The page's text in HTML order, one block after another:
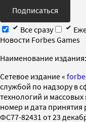
Подписаться
Все сразу
Новости Forbes Games
Наименование издания:
Cетевое издание «
службой по надзору в
технологий и
номер и дата
ФС77-82431 от 23